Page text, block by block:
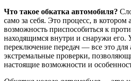
Что такое обкатка автомобиля?
само за себя. Это процесс, в
возможность приспособиться к
находящимся внутри и снаружи его.
переключение передач — все это для
экстремальные проверки,
настоящие возможности и